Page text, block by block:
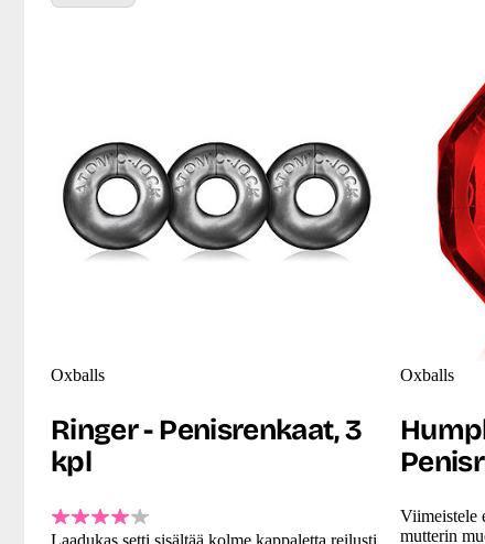
Oxballs
Ringer - Penisrenkaat, 3
kpl
Laadukas setti sisältää kolme kappaletta reilusti
Oxballs
Viimeistele
mutterin